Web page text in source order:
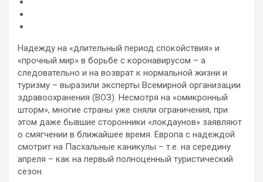
Надежду на «длительный период спокойствия» и
«прочный мир» в борьбе с коронавирусом – а
следовательно и на возврат к нормальной жизни и
туризму – выразили эксперты Всемирной организации
здравоохранения (ВОЗ). Несмотря на «омикронный
шторм», многие страны уже сняли ограничения, при
этом даже бывшие сторонники «локдаунов» заявляют
о смягчении в ближайшее время. Европа с надеждой
смотрит на Пасхальные каникулы – т.е. на середину
апреля – как на первый полноценный туристический
сезон.